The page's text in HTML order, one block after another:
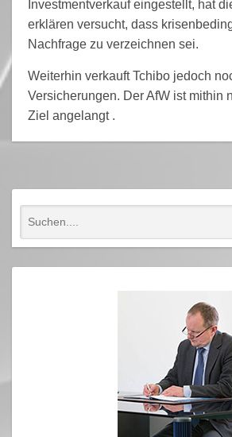
Investmentverkauf eingestellt, hat
erklären versucht, dass
Nachfrage zu verzeichnen sei.
Weiterhin verkauft Tchibo jedoch
Versicherungen. Der AfW ist mithin
Ziel angelangt .